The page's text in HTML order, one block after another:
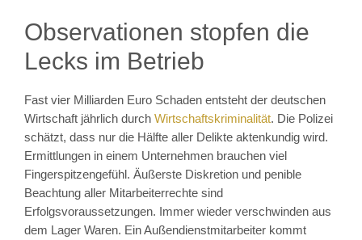
Observationen stopfen die
Lecks im Betrieb
Fast vier Milliarden Euro Schaden entsteht der deutschen
Wirtschaft jährlich durch Wirtschaftskriminalität. Die Polizei
schätzt, dass nur die Hälfte aller Delikte aktenkundig wird.
Ermittlungen in einem Unternehmen brauchen viel
Fingerspitzengefühl. Äußerste Diskretion und penible
Beachtung aller Mitarbeiterrechte sind
Erfolgsvoraussetzungen. Immer wieder verschwinden aus
dem Lager Waren. Ein Außendienstmitarbeiter kommt